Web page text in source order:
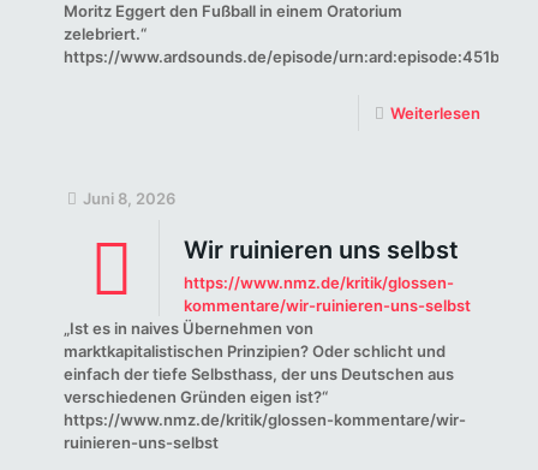
Moritz Eggert den Fußball in einem Oratorium
zelebriert.“
https://www.ardsounds.de/episode/
Weiterlesen
Juni 8, 2026
Wir ruinieren uns selbst
https://www.nmz.de/kritik/glossen-
kommentare/wir-ruinieren-uns-selbst
„Ist es in naives Übernehmen von
marktkapitalistischen Prinzipien? Oder schlicht und
einfach der tiefe Selbsthass, der uns Deutschen aus
verschiedenen Gründen eigen ist?“
https://www.nmz.de/kritik/glossen-kommentare/wir-
ruinieren-uns-selbst